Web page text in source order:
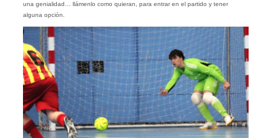
una genialidad… llámenlo como quieran, para entrar en el partido y tener
alguna opción.